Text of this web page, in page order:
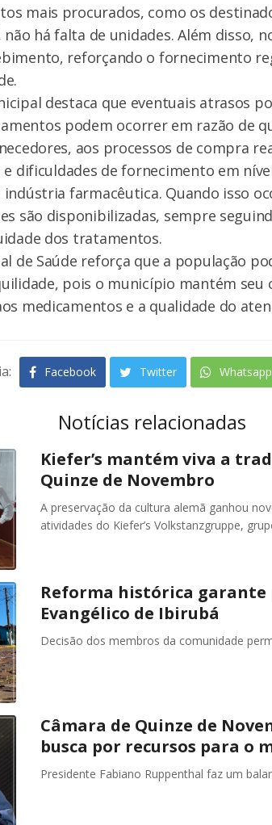
mais procurados, como os
há falta de unidades. Além disso,
reforçando o fornecimento
destaca que eventuais atrasos
podem ocorrer em razão de
aos processos de compra
dificuldades de fornecimento em
farmacêutica. Quando isso
são disponibilizadas, sempre
dos tratamentos.
de Saúde reforça que a população
pois o município mantém seu
medicamentos e a qualidade do
Facebook Twitter Whatsapp
Notícias relacionadas
Kiefer’s mantém viva a
Quinze de Novembro
A preservação da cultura alemã ganhou
atividades do Kiefer’s Volkstanzgruppe,
Reforma histórica garante
Evangélico de Ibirubá
Decisão dos membros da comunidade
Câmara de Quinze de
busca por recursos para o
Presidente Fabiano Ruppenthal faz um